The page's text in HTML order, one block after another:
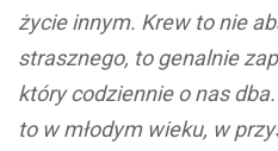
życie innym. Krew to nie
strasznego, to genalnie
który codziennie o nas
to w młodym wieku, w